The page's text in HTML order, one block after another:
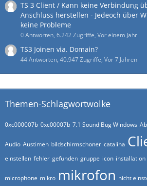
TS 3 Client / Kann keine Verbindung
Anschluss herstellen - Jedeoch über
keine Probleme
0 Antworten, 6.242 Zugriffe, Vor einem Jahr
TS3 Joinen via. Domain?
44 Antworten, 40.947 Zugriffe, Vor 7 Jahren
Themen-Schlagwortwolke
0xc000007b 0xc00007b 7.1 Sound Bug Windows
Audio Austimen bildschirmschoner catalina
einstellen fehler gefunden gruppe icon installation
microphone mikro mikrofon nicht